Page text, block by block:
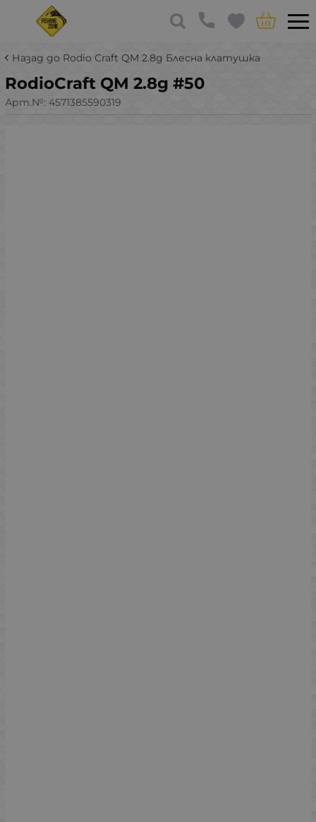
Назад до Rodio Craft QM 2.8g Блесна клатушка
RodioCraft QM 2.8g #50
Арт.№: 4571385590319